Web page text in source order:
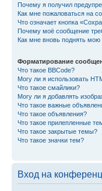
Почему я получил
Как мне пожаловаться на
Что означает кнопка
Почему моё сообщение
Как мне вновь поднять мою
Форматирование
Что такое BBCode?
Могу ли я использовать
Что такое смайлики?
Могу ли я добавлять
Что такое важные
Что такое объявления?
Что такое прилепленные
Что такое закрытые темы?
Что такое значки тем?
Вход на